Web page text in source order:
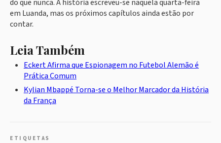
do que nunca. A história escreveu-se naquela quarta-feira
em Luanda, mas os próximos capítulos ainda estão por
contar.
Leia Também
Eckert Afirma que Espionagem no Futebol Alemão é
Prática Comum
Kylian Mbappé Torna-se o Melhor Marcador da História
da França
ETIQUETAS